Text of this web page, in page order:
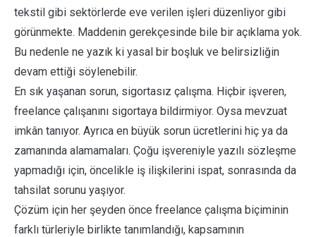
tekstil gibi sektörlerde eve verilen işleri düzenliyor gibi
görünmekte. Maddenin gerekçesinde bile bir açıklama yok.
Bu nedenle ne yazık ki yasal bir boşluk ve belirsizliğin
devam ettiği söylenebilir.
En sık yaşanan sorun, sigortasız çalışma. Hiçbir işveren,
freelance çalışanını sigortaya bildirmiyor. Oysa mevzuat
imkân tanıyor. Ayrıca en büyük sorun ücretlerini hiç ya da
zamanında alamamaları. Çoğu işvereniyle yazılı sözleşme
yapmadığı için, öncelikle iş ilişkilerini ispat, sonrasında da
tahsilat sorunu yaşıyor.
Çözüm için her şeyden önce freelance çalışma biçiminin
farklı türleriyle birlikte tanımlandığı, kapsamının